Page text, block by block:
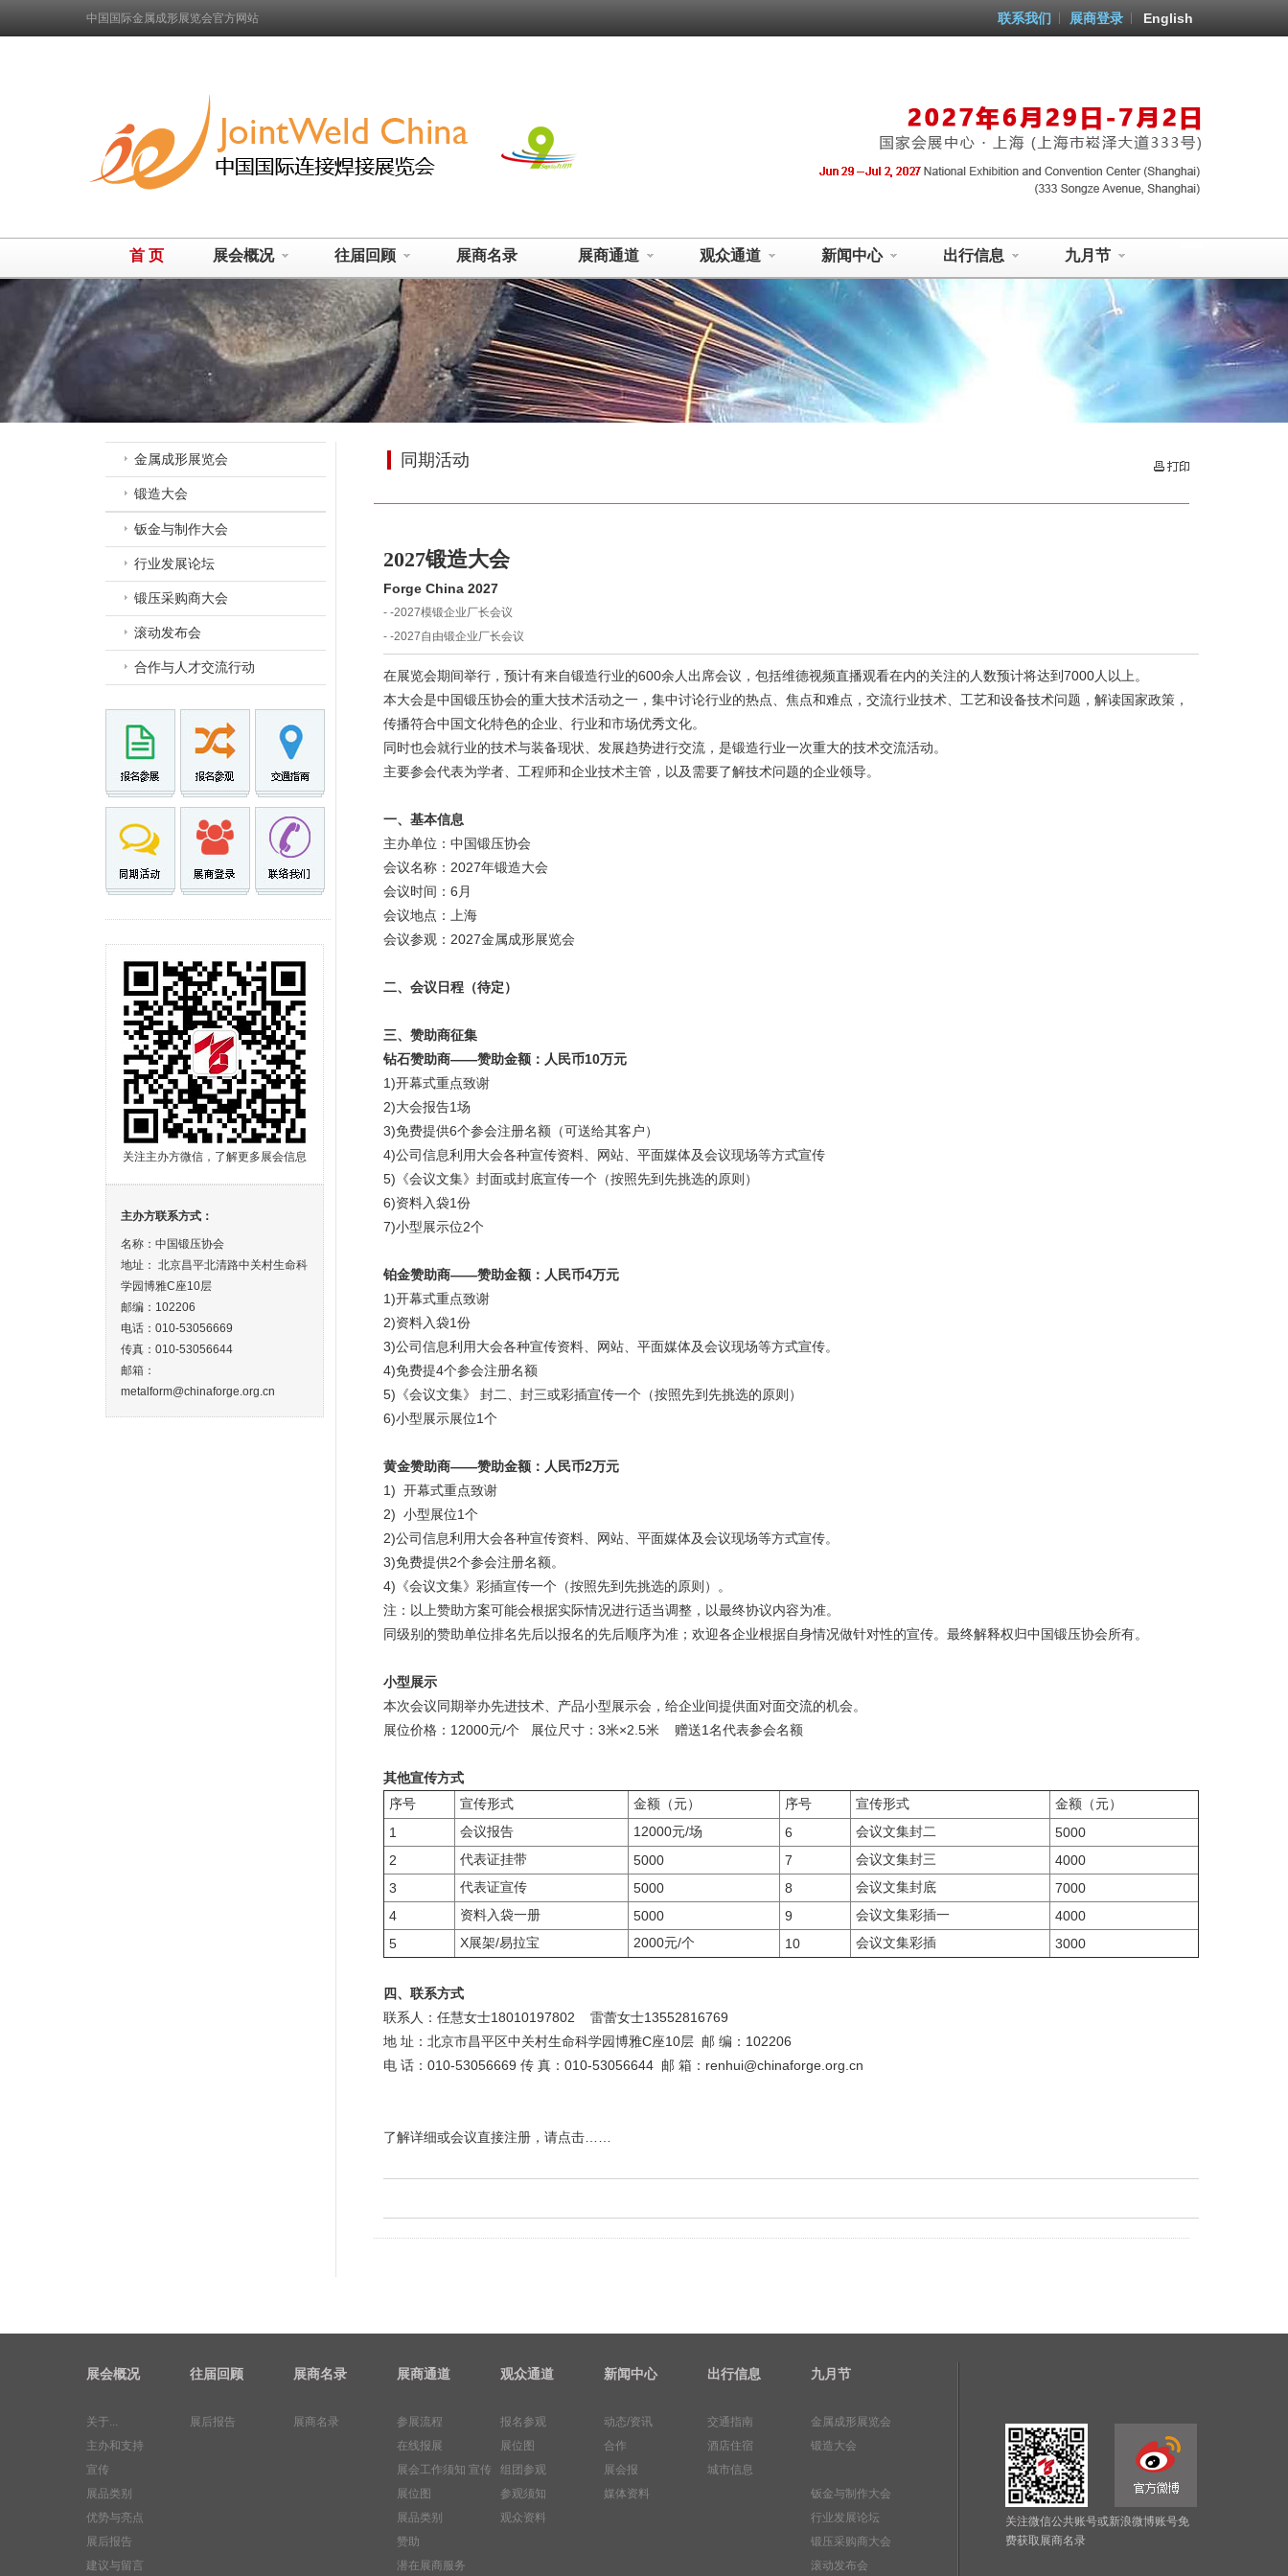
中国国际金属成形展览会官方网站 English
展商登录
联系我们
首 页 展会概况 往届回顾 展商名录 展商通道 观众通道 新闻中心 出行信息 九月节
金属成形展览会
锻造大会
钣金与制作大会
行业发展论坛
锻压采购商大会
滚动发布会
合作与人才交流行动
关注主办方微信，了解更多展会信息
主办方联系方式：
名称：中国锻压协会
地址： 北京昌平北清路中关村生命科
学园博雅C座10层
邮编：102206
电话：010-53056669
传真：010-53056644
邮箱：
metalform@chinaforge.org.cn
同期活动
2027锻造大会
Forge China 2027
- -2027模锻企业厂长会议
- -2027自由锻企业厂长会议
在展览会期间举行，预计有来自锻造行业的600余人出席会议，包括维德视频直播观看在内的关注的人数预计将达到7000人以上。
本大会是中国锻压协会的重大技术活动之一，集中讨论行业的热点、焦点和难点，交流行业技术、工艺和设备技术问题，解读国家政策，
传播符合中国文化特色的企业、行业和市场优秀文化。
同时也会就行业的技术与装备现状、发展趋势进行交流，是锻造行业一次重大的技术交流活动。
主要参会代表为学者、工程师和企业技术主管，以及需要了解技术问题的企业领导。
一、基本信息
主办单位：中国锻压协会
会议名称：2027年锻造大会
会议时间：6月
会议地点：上海
会议参观：2027金属成形展览会
二、会议日程（待定）
三、赞助商征集
钻石赞助商——赞助金额：人民币10万元
1)开幕式重点致谢
2)大会报告1场
3)免费提供6个参会注册名额（可送给其客户）
4)公司信息利用大会各种宣传资料、网站、平面媒体及会议现场等方式宣传
5)《会议文集》封面或封底宣传一个（按照先到先挑选的原则）
6)资料入袋1份
7)小型展示位2个
铂金赞助商——赞助金额：人民币4万元
1)开幕式重点致谢
2)资料入袋1份
3)公司信息利用大会各种宣传资料、网站、平面媒体及会议现场等方式宣传。
4)免费提4个参会注册名额
5)《会议文集》 封二、封三或彩插宣传一个（按照先到先挑选的原则）
6)小型展示展位1个
黄金赞助商——赞助金额：人民币2万元
1) 开幕式重点致谢
2) 小型展位1个
2)公司信息利用大会各种宣传资料、网站、平面媒体及会议现场等方式宣传。
3)免费提供2个参会注册名额。
4)《会议文集》彩插宣传一个（按照先到先挑选的原则）。
注：以上赞助方案可能会根据实际情况进行适当调整，以最终协议内容为准。
同级别的赞助单位排名先后以报名的先后顺序为准；欢迎各企业根据自身情况做针对性的宣传。最终解释权归中国锻压协会所有。
小型展示
本次会议同期举办先进技术、产品小型展示会，给企业间提供面对面交流的机会。
展位价格：12000元/个 展位尺寸：3米×2.5米 赠送1名代表参会名额
其他宣传方式
序号
宣传形式 金额（元） 序号 宣传形式
金额（元）
1
会议报告 12000元/场 6 会议文集封二
5000
2
代表证挂带 5000 7 会议文集封三
4000
3
代表证宣传 5000 8 会议文集封底
7000
4
资料入袋一册 5000 9 会议文集彩插一
4000
5
X展架/易拉宝 2000元/个 10 会议文集彩插 3000
四、联系方式
联系人：任慧女士18010197802 雷蕾女士13552816769
地 址：北京市昌平区中关村生命科学园博雅C座10层 邮 编：102206
电 话：010-53056669 传 真：010-53056644 邮 箱：renhui@chinaforge.org.cn
了解详细或会议直接注册，请点击……
展会概况
关于...
主办和支持
宣传
展品类别
优势与亮点
展后报告
建议与留言
往届回顾
展后报告
展商名录
展商名录
展商通道
参展流程
在线报展
展会工作须知 宣传
展位图
展品类别
赞助
潜在展商服务
观众通道
报名参观
展位图
组团参观
参观须知
观众资料
新闻中心
动态/资讯
合作
展会报
媒体资料
出行信息
交通指南
酒店住宿
城市信息
九月节
金属成形展览会
锻造大会
钣金与制作大会
行业发展论坛
锻压采购商大会
滚动发布会
关注微信公共账号或新浪微博账号免
费获取展商名录